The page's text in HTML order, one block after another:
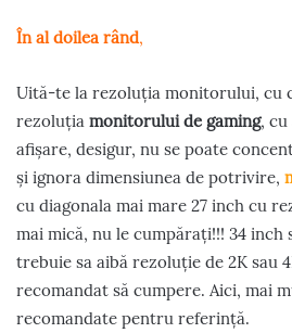
În al doilea rând,
Uită-te la rezoluția monitorului, cu
rezoluția monitorului de gaming,
afișare, desigur, nu se poate
și ignora dimensiunea de potrivire,
cu diagonala mai mare 27 inch cu
mai mică, nu le cumpărați!!! 34 inch
trebuie sa aibă rezoluție de 2K sau
recomandat să cumpere. Aici, mai
recomandate pentru referință.